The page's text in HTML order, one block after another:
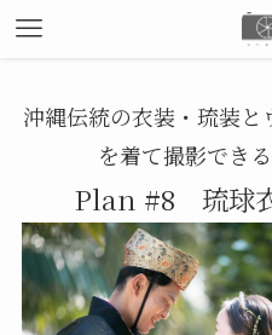
沖縄伝統の衣装・琉装と
を着て撮影でき
Plan #8 琉球